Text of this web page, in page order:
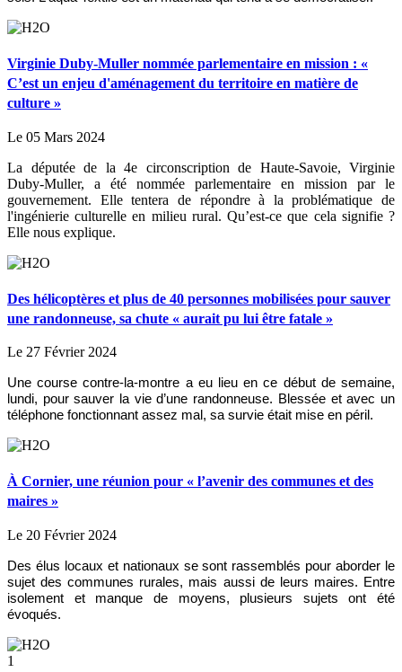
Virginie Duby-Muller nommée parlementaire en mission : «
C’est un enjeu d'aménagement du territoire en matière de
culture »
Le 05 Mars 2024
La députée de la 4e circonscription de Haute-Savoie, Virginie
Duby-Muller, a été nommée parlementaire en mission par le
gouvernement. Elle tentera de répondre à la problématique de
l'ingénierie culturelle en milieu rural. Qu’est-ce que cela signifie ?
Elle nous explique.
Des hélicoptères et plus de 40 personnes mobilisées pour sauver
une randonneuse, sa chute « aurait pu lui être fatale »
Le 27 Février 2024
Une course contre-la-montre a eu lieu en ce début de semaine,
lundi, pour sauver la vie d’une randonneuse. Blessée et avec un
téléphone fonctionnant assez mal, sa survie était mise en péril.
À Cornier, une réunion pour « l’avenir des communes et des
maires »
Le 20 Février 2024
Des élus locaux et nationaux se sont rassemblés pour aborder le
sujet des communes rurales, mais aussi de leurs maires. Entre
isolement et manque de moyens, plusieurs sujets ont été
évoqués.
1